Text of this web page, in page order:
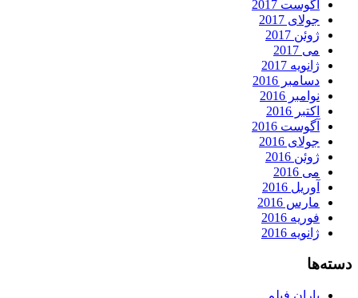
آگوست 2017
جولای 2017
ژوئن 2017
می 2017
ژانویه 2017
دسامبر 2016
نوامبر 2016
اکتبر 2016
آگوست 2016
جولای 2016
ژوئن 2016
می 2016
آوریل 2016
مارس 2016
فوریه 2016
ژانویه 2016
دسته‌ها